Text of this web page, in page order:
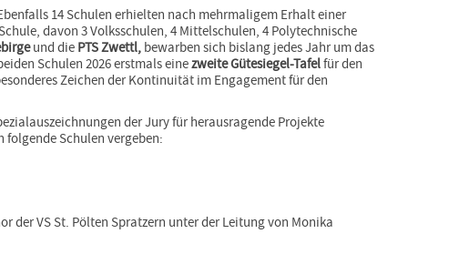
14 Schulen erhielten nach mehrmaligem Erhalt einer
davon 3 Volksschulen, 4 Mittelschulen, 4 Polytechnische
und die PTS Zwettl, bewarben sich bislang jedes Jahr um das
Schulen 2026 erstmals einezweite Gütesiegel-Tafelfür den
Zeichen der Kontinuität im Engagement für den
der Jury für herausragende Projekte
folgende Schulen vergeben:
der VS St. Pölten Spratzern unter der Leitung von Monika